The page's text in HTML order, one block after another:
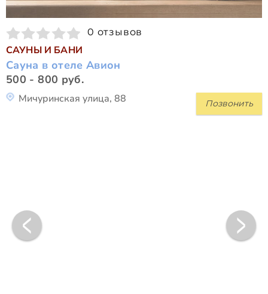
0 отзывов
САУНЫ И БАНИ
Сауна в отеле Авион
500 - 800 руб.
Позвонить
Мичуринская улица, 88